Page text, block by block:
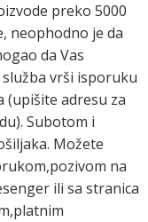
preko 5000
neophodno je da
da Vas
vrši isporuku
(upišite adresu za
Subotom i
Možete
na
ili sa stranica